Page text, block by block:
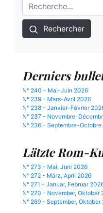
Rechercher
Derniers
N° 240 - Mai-Juin 2026
N° 239 - Mars-Avril 2026
N° 238 - Janvier-Février
N° 237 - Novembre-
N° 236 - Septembre-
Lätzte Rom-
N° 273 - Mai, Juni 2026
N° 272 - März, April 2026
N° 271 - Januar, Februar
N° 270 - November, Oktober
N° 269 - September, Oktober